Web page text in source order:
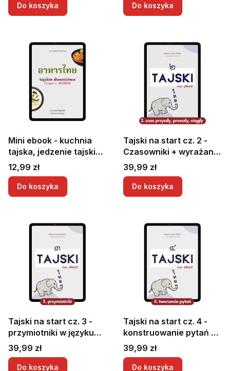
Do koszyka
tajsku
Do koszyka
Mini ebook - kuchnia
tajska, jedzenie tajskie,
słownictwo + zwroty |
Tajskie słówka |
Słownictwo tajskie
Cena
12,99 zł
Do koszyka
Tajski na start cz. 2 -
Czasowniki + wyrażanie
czasu, tworzenie zdań
w przyszłości,
przeszłości, czas ciągły
Cena
39,99 zł
Do koszyka
Tajski na start cz. 3 -
przymiotniki w języku
tajskim, stopniowanie i
konstrukcje z
przymiotnikami
Cena
39,99 zł
Do koszyka
Tajski na start cz. 4 -
konstruowanie pytań w
języku tajskim, jak
zadać pytania po tajsku
Cena
39,99 zł
Do koszyka